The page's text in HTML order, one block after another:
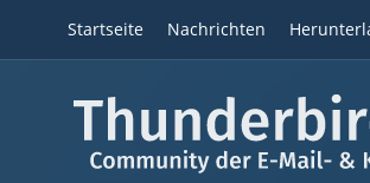
Startseite Nachrichten